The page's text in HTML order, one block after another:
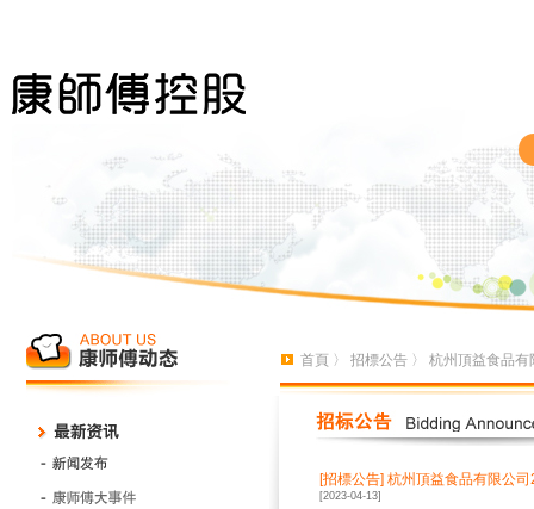
首頁 〉 招標公告 〉 杭州頂益食品
[招標公告] 杭州頂益食品有限公
[2023-04-13]